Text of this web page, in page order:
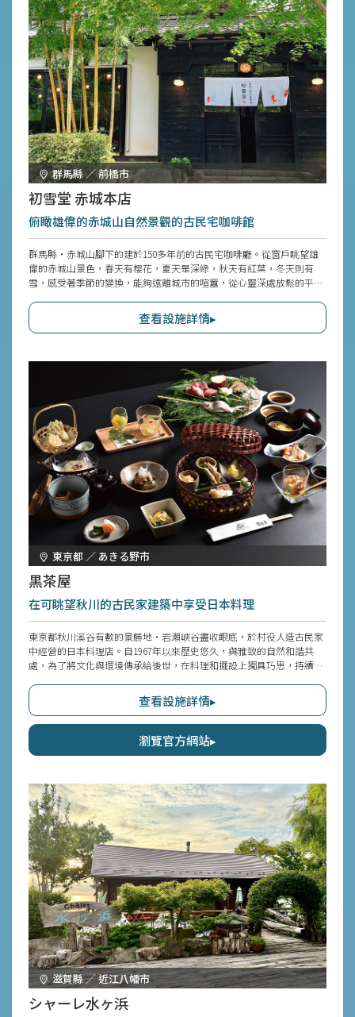
群馬縣 ／ 前橋市
初雪堂 赤城本店
俯瞰雄偉的赤城山自然景觀的古民宅咖啡館
群馬縣・赤城山腳下的建於150多年前的古民宅咖啡廳。從窗戶眺望雄
偉的赤城山景色，春天有櫻花，夏天是深綠，秋天有紅葉，冬天則有
雪，感受著季節的變換，能夠遠離城市的喧囂，從心靈深處放鬆的平靜
嚐到以草莓等當季食材製作的限定菜單。一樓的大廳是可伸展腳腳的坐
式座位，二樓有餐桌座位和坐式座位，提供寬敞的休息空間，是自駕
查看設施詳情▸
東京都 ／ あきる野市
黒茶屋
在可眺望秋川的古民家建築中享受日本料理
東京都秋川溪谷有數的景勝地・岩瀨峽谷盡收眼底，於村役人造古民家
中經營的日本料理店。自1967年以來歷史悠久，與雅致的自然和諧共
處，為了將文化與環境傳承給後世，在料理和擺設上獨具巧思，持續向
園風光的東京都不可取代的河川。夏季熱鬧非凡，充滿玩水人潮，冬季
則被寧靜莊嚴的氣氛包圍。採用四季各異的食材，邊感受山川賜予的恩
惠，邊透過視覺與味覺，盡情享受蘊含東京都自然靈氣的日本料理世
查看設施詳情▸
瀏覽官方網站▸
滋賀縣 ／ 近江八幡市
シャーレ水ヶ浜